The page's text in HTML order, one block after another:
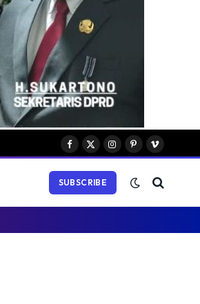
Facebook
X
Instagram
PinterestVimeo
SUBSCRIBE